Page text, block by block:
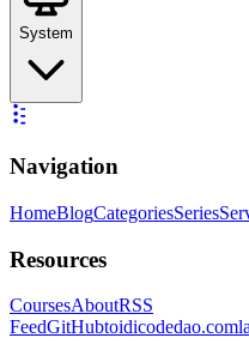
System
Navigation
HomeBlogCategoriesSeries
Resources
CoursesAboutRSS
FeedGitHubtoidicodedao.com